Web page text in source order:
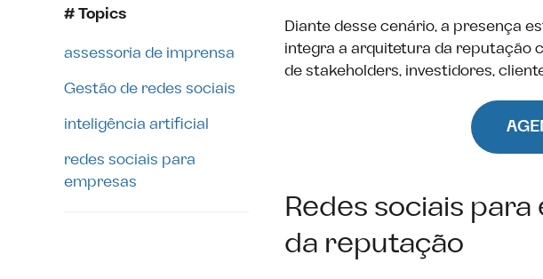
# Topics
assessoria de imprensa
Gestão de redes sociais
inteligência artificial
redes sociais para
empresas
Diante desse cenário, a presença
integra a arquitetura da reputação
de stakeholders, investidores,
Redes sociais
da reputação